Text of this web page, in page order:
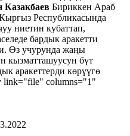
Казакбаев Бириккен Араб
Республикасында
ниетин кубаттап,
бардык аракетти
Өз учурунда жаңы
кызматташуусун бүт
аракеттерди көрүүгө
link="file" columns="1"